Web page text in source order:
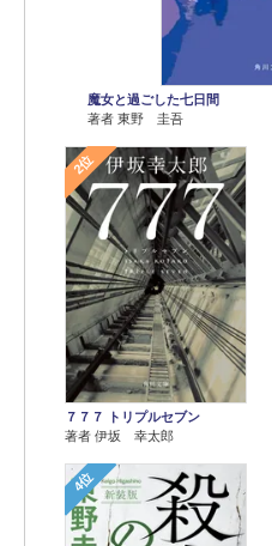
魔女と過ごした七日間
著者 東野 圭吾
2位
７７７ トリプルセブン
著者 伊坂 幸太郎
4位